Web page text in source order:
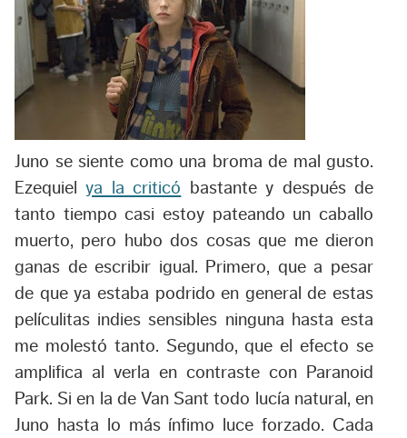
Juno se siente como una broma de mal gusto.
Ezequielya la criticó bastante y después de
tanto tiempo casi estoy pateando un caballo
muerto, pero hubo dos cosas que me dieron
ganas de escribir igual. Primero, que a pesar
de que ya estaba podrido en general de estas
películitas indies sensibles ninguna hasta esta
me molestó tanto. Segundo, que el efecto se
amplifica al verla en contraste con Paranoid
Park. Si en la de Van Sant todo lucía natural, en
Juno hasta lo más ínfimo luce forzado. Cada